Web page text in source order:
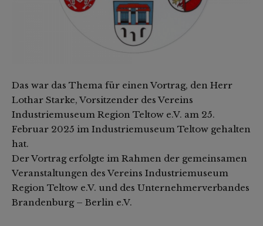
Das war das Thema für einen Vortrag, den Herr
Lothar Starke, Vorsitzender des Vereins
Industriemuseum Region Teltow e.V. am 25.
Februar 2025 im Industriemuseum Teltow gehalten
hat.
Der Vortrag erfolgte im Rahmen der gemeinsamen
Veranstaltungen des Vereins Industriemuseum
Region Teltow e.V. und des Unternehmerverbandes
Brandenburg – Berlin e.V.